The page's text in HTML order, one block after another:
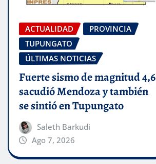
ACTUALIDAD
PROVINCIA
TUPUNGATO
ÚLTIMAS NOTICIAS
Fuerte sismo de magnitud 4,6
sacudió Mendoza y también
se sintió en Tupungato
Saleth Barkudi
Ago 7, 2026